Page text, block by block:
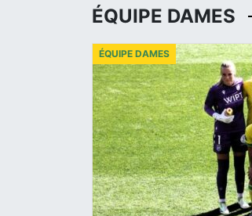
ÉQUIPE DAMES
ÉQUIPE DAMES